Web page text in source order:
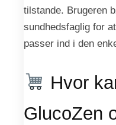
tilstande. Brugeren
sundhedsfaglig for
passer ind i den
Hvor
GlucoZen